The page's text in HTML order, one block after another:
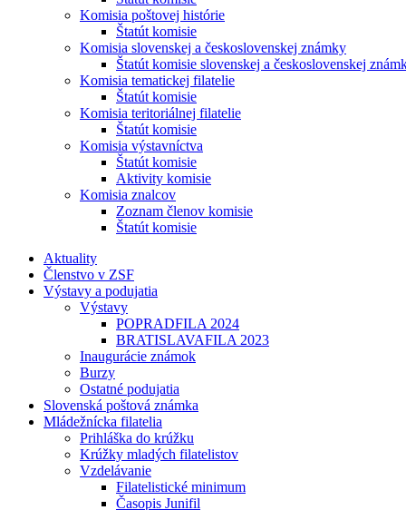
Komisia poštovej histórie
Štatút komisie
Komisia slovenskej a československej známky
Štatút komisie slovenskej a československej
Komisia tematickej filatelie
Štatút komisie
Komisia teritoriálnej filatelie
Štatút komisie
Komisia výstavníctva
Štatút komisie
Aktivity komisie
Komisia znalcov
Zoznam členov komisie
Štatút komisie
Aktuality
Členstvo v ZSF
Výstavy a podujatia
Výstavy
POPRADFILA 2024
BRATISLAVAFILA 2023
Inaugurácie známok
Burzy
Ostatné podujatia
Slovenská poštová známka
Mládežnícka filatelia
Prihláška do krúžku
Krúžky mladých filatelistov
Vzdelávanie
Filatelistické minimum
Časopis Junifil